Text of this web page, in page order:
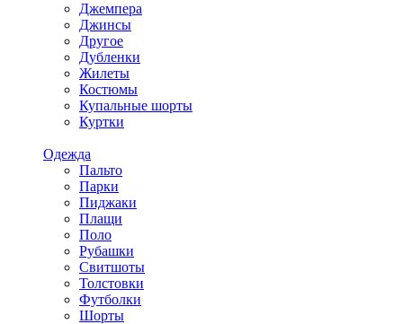
Джемпера
Джинсы
Другое
Дубленки
Жилеты
Костюмы
Купальные шорты
Куртки
Одежда
Пальто
Парки
Пиджаки
Плащи
Поло
Рубашки
Свитшоты
Толстовки
Футболки
Шорты